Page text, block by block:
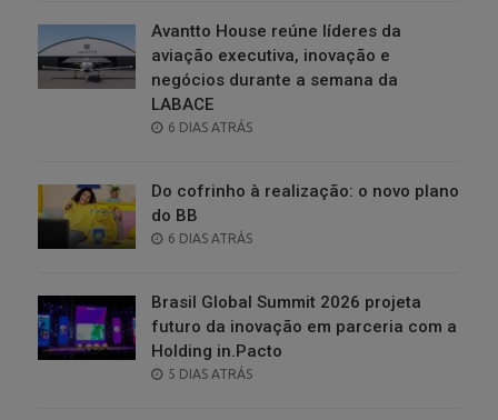
Avantto House reúne líderes da
aviação executiva, inovação e
negócios durante a semana da
LABACE
POSTED
6 DIAS ATRÁS
Do cofrinho à realização: o novo plano
do BB
POSTED
6 DIAS ATRÁS
Brasil Global Summit 2026 projeta
futuro da inovação em parceria com a
Holding in.Pacto
POSTED
5 DIAS ATRÁS